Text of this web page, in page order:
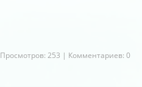
253 | Комментариев: 0